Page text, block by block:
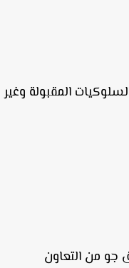
المقبولة وغير
جو من التعاون